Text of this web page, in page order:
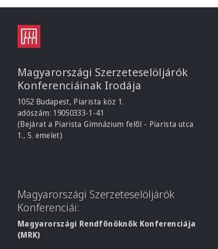
Magyarországi Szerzeteselöljárók
Konferenciáinak Irodája
1052 Budapest, Piarista köz 1.
adószám: 19050333-1-41
(Bejárat a Piarista Gimnázium felől - Piarista utca
1., 5. emelet)
Magyarországi Szerzeteselöljárók
Konferenciái:
Magyarországi Rendfőnöknők Konferenciája
(MRK)